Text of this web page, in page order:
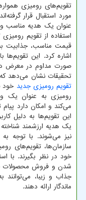
تقویم‌های رومیزی
مورد استقبال قرار
عنوان یک هدیه مناسب و
قیمت مناسب، جذابیت
اشاره کرد. این تقویم‌ها
صورت مداوم در معرض دید
تحقیقات نشان می‌دهد که افراد
تقویم رومیزی جدید خود
رومیزی به عنوان یک
می‌کند و امکان دارد
این تقویم‌ها به دلیل
یک هدیه ارزشمند
نیز می‌شوند. با توجه
سازمان‌ها، تقویم‌های
خود در نظر بگیرند. با
شدن و فروش محصولات
جذاب و زیبا،
ماندگار ارائه دهند.